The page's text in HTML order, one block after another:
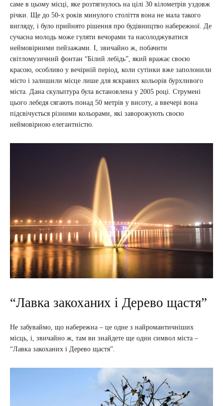
саме в цьому місці, яке розтягнулось на цілі 30 кілометрів уздовж
річки. Ще до 50-х років минулого століття вона не мала такого
вигляду, і було прийнято рішення про будівництво набережної. Де
сучасна молодь може гуляти вечорами та насолоджуватися
неймовірними пейзажами. І, звичайно ж, побачити
світломузичний фонтан “Білий лебідь”, який вражає своєю
красою, особливо у вечірній період, коли сутінки вже заполонили
місто і залишили місце лише для яскравих кольорів бурхливого
міста. Дана скульптура була встановлена у 2005 році. Струмені
цього лебедя сягають понад 50 метрів у висоту, а ввечері вона
підсвічується різними кольорами, які заворожують своєю
неймовірною елегантністю.
“Лавка закоханих і Дерево щастя”
Не забуваймо, що набережна – це одне з найромантичніших
місць, і, звичайно ж, там ви знайдете ще один символ міста –
“Лавка закоханих і Дерево щастя”.